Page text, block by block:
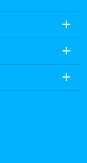
add
add
add